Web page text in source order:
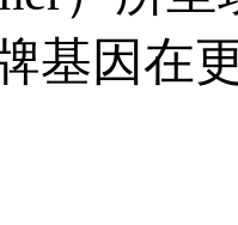
基因在